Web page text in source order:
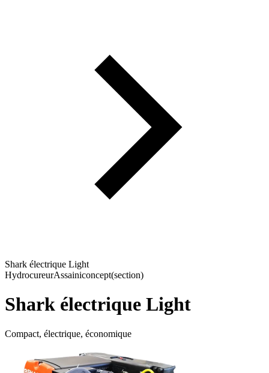
Shark électrique Light
HydrocureurAssainiconcept(section)
Shark électrique Light
Compact, électrique, économique